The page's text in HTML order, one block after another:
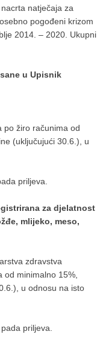
natječaja za
pogođeni krizom
2014. – 2020. Ukupni
u Upisnik
po žiro računima od
(uključujući 30.6.), u
priljeva.
za djelatnost
mlijeko, meso,
zdravstva
minimalno 15%,
u odnosu na isto
priljeva.